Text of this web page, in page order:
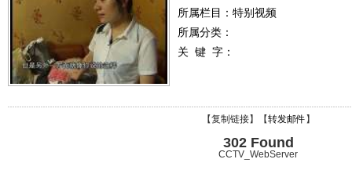
所属栏目： 特别视频
所属分类：
关 键 字：
【复制链接】【转发邮件 】
302 Found
CCTV_WebServer